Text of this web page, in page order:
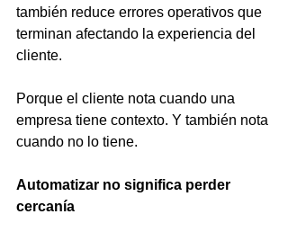
también reduce errores operativos que
terminan afectando la experiencia del
cliente.
Porque el cliente nota cuando una
empresa tiene contexto. Y también nota
cuando no lo tiene.
Automatizar no significa perder
cercanía